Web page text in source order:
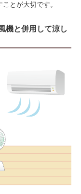
とが大切です。
機と併用して涼し